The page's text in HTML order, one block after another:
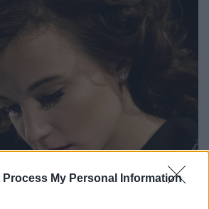
Process My Personal Information